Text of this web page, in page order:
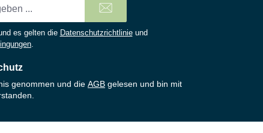
es gelten die Datenschutzrichtlinieund
genommen und die AGB gelesen und bin mit